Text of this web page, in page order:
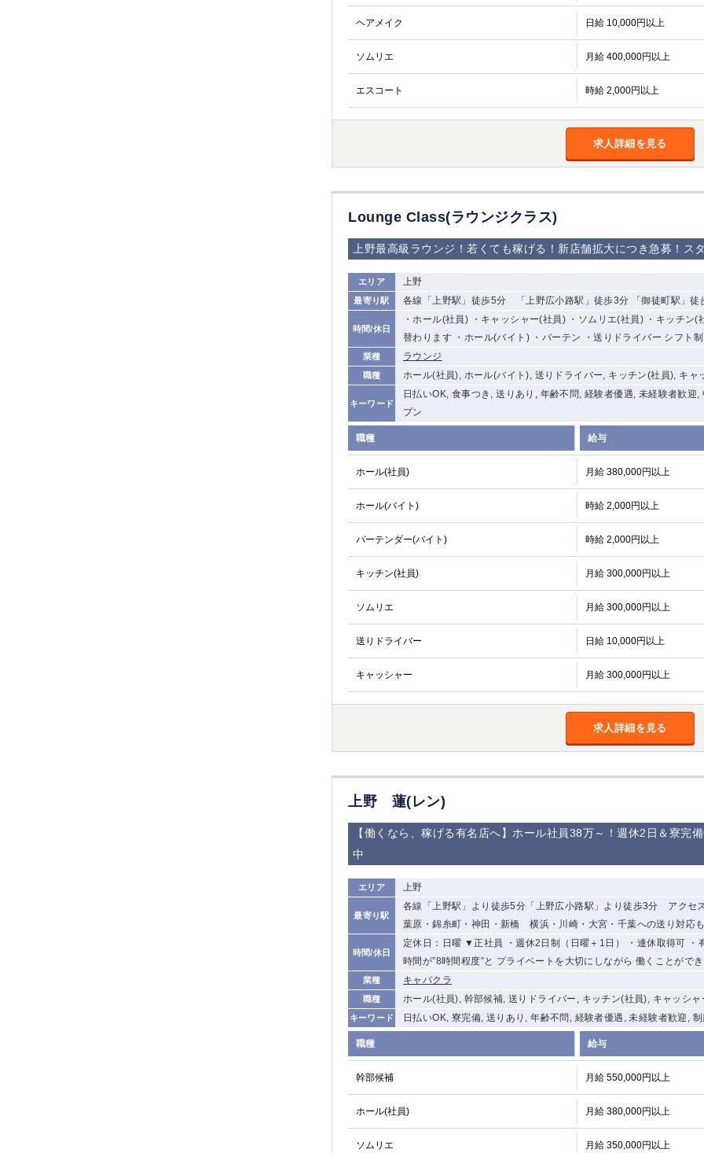
ヘアメイク 日給 10,000円以上
ソムリエ 月給 400,000円以上
エスコート 時給 2,000円以上
求人詳細を見る
Lounge Class(ラウンジクラス)
上野最高級ラウンジ！若くても稼げる！新店舗拡大につき急募！
エリア 上野
最寄り駅 各線「上野駅」徒歩5分 「上野広小路駅」徒歩3分 「御徒町駅」徒
時間/休日
・ホール(社員) ・キャッシャー(社員) ・ソムリエ(社員) ・キッチン
替わります ・ホール(バイト) ・バーテン ・送りドライバー シフト制
業種 ラウンジ
職種 ホール(社員), ホール(バイト), 送りドライバー, キッチン(社員), キ
キーワード
日払いOK, 食事つき, 送りあり, 年齢不問, 経験者優遇, 未経験者歓
プン
職種 給与
ホール(社員) 月給 380,000円以上
ホール(バイト) 時給 2,000円以上
バーテンダー(バイト) 時給 2,000円以上
キッチン(社員) 月給 300,000円以上
ソムリエ 月給 300,000円以上
送りドライバー 日給 10,000円以上
キャッシャー 月給 300,000円以上
求人詳細を見る
上野 蓮(レン)
【働くなら、稼げる有名店へ】ホール社員38万～！週休2日＆寮完
中
エリア 上野
最寄り駅
各線「上野駅」より徒歩5分「上野広小路駅」より徒歩3分 アクセ
葉原・錦糸町・神田・新橋 横浜・川崎・大宮・千葉への送り対応
時間/休日
定休日：日曜 ▼正社員 ・週休2日制（日曜＋1日） ・連休取得可 ・
時間が”8時間程度”と プライベートを大切にしながら 働くことがで
業種 キャバクラ
職種 ホール(社員), 幹部候補, 送りドライバー, キッチン(社員), キャッシャ
キーワード 日払いOK, 寮完備, 送りあり, 年齢不問, 経験者優遇, 未経験者歓迎,
職種 給与
幹部候補 月給 550,000円以上
ホール(社員) 月給 380,000円以上
ソムリエ 月給 350,000円以上